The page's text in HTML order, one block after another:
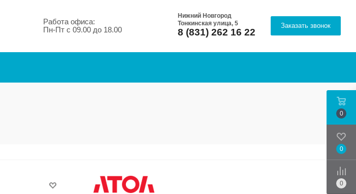
Работа офиса:
Пн-Пт с 09.00 до 18.00
Нижний Новгород
Тонкинская улица, 5
8 (831) 262 16 22
Заказать звонок
0
0
0